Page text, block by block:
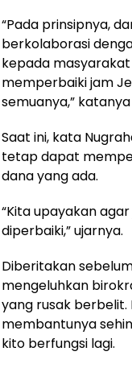
“Pada prinsipnya,
berkolaborasi
kepada
memperbaiki jam
semuanya,”
Saat ini, kata
tetap dapat
dana yang ada.
“Kita upayakan
diperbaiki,” ujarnya.
Diberitakan
mengeluhkan
yang rusak
membantunya
kito berfungsi lagi.